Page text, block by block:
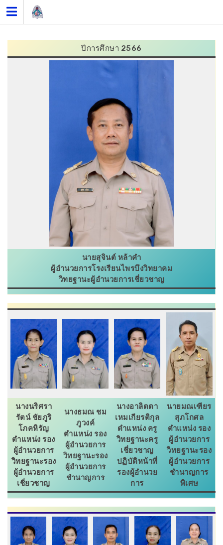
Skip
content
ปีการศึกษา 2566
นายสุจินต์ หล้าคำ
ผู้อำนวยการโรงเรียนไพรบึงวิทยาคม
วิทยฐานะผู้อำนวยการเชี่ยวชาญ
นางนริศรา
รัตน์ ชัยภูริ
โภคหิรัญ
ตำแหน่ง รอง
ผู้อำนวยการ
วิทยฐานะรอง
ผู้อำนวยการ
เชี่ยวชาญ
นางธมณ ชม
ภูวงค์
ตำแหน่ง รอง
ผู้อำนวยการ
วิทยฐานะรอง
ผู้อำนวยการ
ชำนาญการ
นางอาลิตตา
เหมเกียรติกุล
ตำแหน่ง ครู
วิทยฐานะครู
เชี่ยวชาญ
ปฏิบัติหน้าที่
รองผู้อำนวย
การ
นายมณเฑียร
สุภโกศล
ตำแหน่ง รอง
ผู้อำนวยการ
วิทยฐานะรอง
ผู้อำนวยการ
ชำนาญการ
พิเศษ